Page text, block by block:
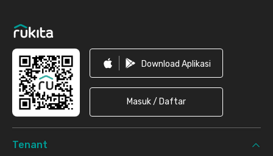
Download Aplikasi
Masuk / Daftar
Tenant